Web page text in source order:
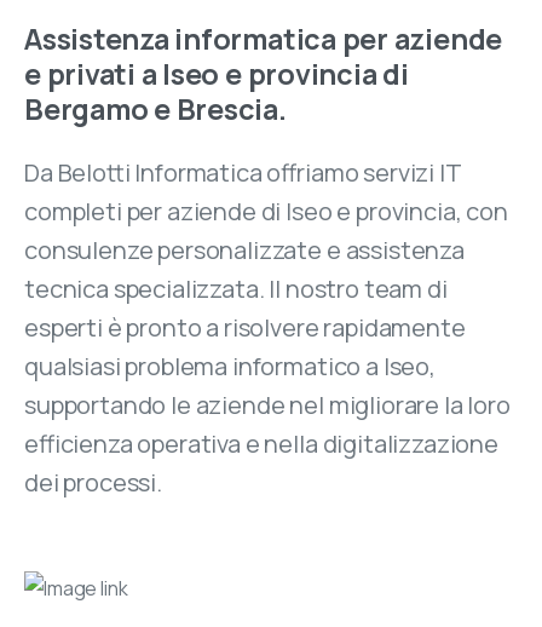
Assistenza informatica per aziende
e privati a Iseo e provincia di
Bergamo e Brescia.
Da Belotti Informatica offriamo servizi IT
completi per aziende di Iseo e provincia, con
consulenze personalizzate e assistenza
tecnica specializzata. Il nostro team di
esperti è pronto a risolvere rapidamente
qualsiasi problema informatico a Iseo,
supportando le aziende nel migliorare la loro
efficienza operativa e nella digitalizzazione
dei processi.